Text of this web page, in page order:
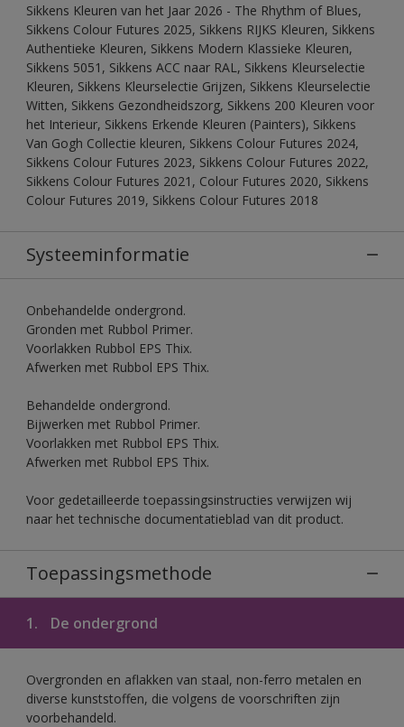
Sikkens Kleuren van het Jaar 2026 - The Rhythm of Blues,
Sikkens Colour Futures 2025, Sikkens RIJKS Kleuren, Sikkens
Authentieke Kleuren, Sikkens Modern Klassieke Kleuren,
Sikkens 5051, Sikkens ACC naar RAL, Sikkens Kleurselectie
Kleuren, Sikkens Kleurselectie Grijzen, Sikkens Kleurselectie
Witten, Sikkens Gezondheidszorg, Sikkens 200 Kleuren voor
het Interieur, Sikkens Erkende Kleuren (Painters), Sikkens
Van Gogh Collectie kleuren, Sikkens Colour Futures 2024,
Sikkens Colour Futures 2023, Sikkens Colour Futures 2022,
Sikkens Colour Futures 2021, Colour Futures 2020, Sikkens
Colour Futures 2019, Sikkens Colour Futures 2018
Systeeminformatie
Onbehandelde ondergrond.
Gronden met Rubbol Primer.
Voorlakken Rubbol EPS Thix.
Afwerken met Rubbol EPS Thix.
Behandelde ondergrond.
Bijwerken met Rubbol Primer.
Voorlakken met Rubbol EPS Thix.
Afwerken met Rubbol EPS Thix.
Voor gedetailleerde toepassingsinstructies verwijzen wij
naar het technische documentatieblad van dit product.
Toepassingsmethode
1. De ondergrond
Overgronden en aflakken van staal, non-ferro metalen en
diverse kunststoffen, die volgens de voorschriften zijn
voorbehandeld.